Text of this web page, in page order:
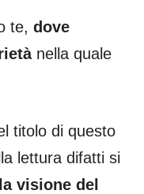
te, dove
nella quale
titolo di questo
lettura difatti si
visione del